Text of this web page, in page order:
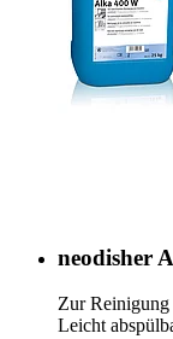
neodisher
Zur Reinigung
Leicht